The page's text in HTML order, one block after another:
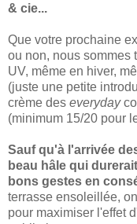
& cie...
Que votre prochaine
ou non, nous sommes
UV, même en hiver,
(juste une petite
crème des everyday
(minimum 15/20 pour
Sauf qu'à l'arrivée
beau hâle qui
bons gestes en
terrasse ensoleillée,
pour maximiser l'effet